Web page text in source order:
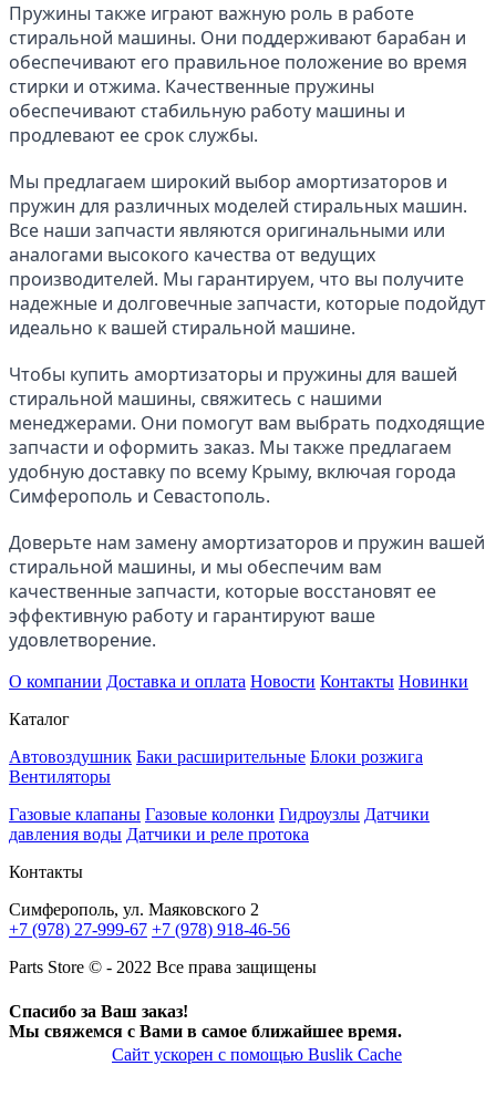
Пружины также играют важную роль в работе
стиральной машины. Они поддерживают барабан и
обеспечивают его правильное положение во время
стирки и отжима. Качественные пружины
обеспечивают стабильную работу машины и
продлевают ее срок службы.
Мы предлагаем широкий выбор амортизаторов и
пружин для различных моделей стиральных машин.
Все наши запчасти являются оригинальными или
аналогами высокого качества от ведущих
производителей. Мы гарантируем, что вы получите
надежные и долговечные запчасти, которые подойдут
идеально к вашей стиральной машине.
Чтобы купить амортизаторы и пружины для вашей
стиральной машины, свяжитесь с нашими
менеджерами. Они помогут вам выбрать подходящие
запчасти и оформить заказ. Мы также предлагаем
удобную доставку по всему Крыму, включая города
Симферополь и Севастополь.
Доверьте нам замену амортизаторов и пружин вашей
стиральной машины, и мы обеспечим вам
качественные запчасти, которые восстановят ее
эффективную работу и гарантируют ваше
удовлетворение.
О компании Доставка и оплата Новости Контакты Новинки
Каталог
Автовоздушник Баки расширительные Блоки розжига
Вентиляторы
Газовые клапаны Газовые колонки Гидроузлы Датчики
давления воды Датчики и реле протока
Контакты
Симферополь, ул. Маяковского 2
+7 (978) 27-999-67 +7 (978) 918-46-56
Parts Store © - 2022 Все права защищены
Спасибо за Ваш заказ!
Мы свяжемся с Вами в самое ближайшее время.
Сайт ускорен с помощью Buslik Cache